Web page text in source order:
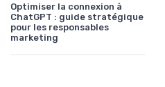
Optimiser la connexion à
ChatGPT : guide stratégique
pour les responsables
marketing